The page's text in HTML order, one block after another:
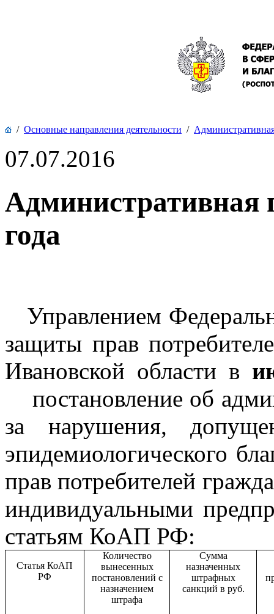
/ Основные направления деятельности /
07.07.2016
Административная
года
Управлением
защиты прав
Ивановской области в
постановление об
за нарушения,
эпидемиологического
прав потребителей
индивидуальными
статьям КоАП РФ:
Статья КоАП
РФ
Количество
вынесенных
постановлений с
назначением
штрафа
Сумма
назначенных
штрафных
санкций в руб.